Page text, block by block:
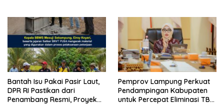
Bantah Isu Pakai Pasir Laut,
DPR RI Pastikan dari
Penambang Resmi, Proyek
Pemprov Lampung Perkuat
Pendampingan Kabupaten
untuk Percepat Eliminasi TBC